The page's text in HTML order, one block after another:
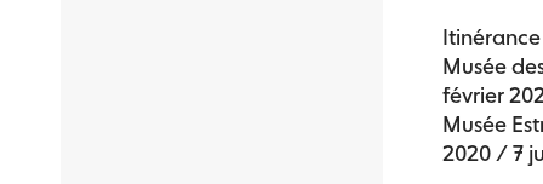
Musée
février
Musée
2020 / 7